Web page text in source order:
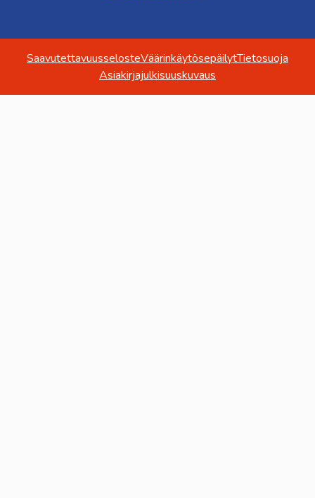
SaavutettavuusselosteVäärinkäytösepäilytTietosuoja
Asiakirjajulkisuuskuvaus